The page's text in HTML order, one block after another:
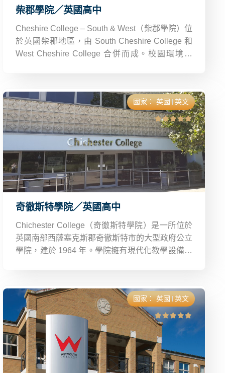
柴郡學院／英國高中
Cheshire College – South & West（柴郡學院）位
於英國柴郡地區，由 South Cheshire College 和
West Cheshire College 合併而成。校園環境優
國家： 英國 英文
奇徹斯特學院／英國高中
Chichester College（奇徹斯特學院）是一所位於
英國南部西薩塞克斯郡奇徹斯特市的大型政府公立
學院，建於 1964 年。學院擁有現代化教學設備，
重。
國家： 英國 英文